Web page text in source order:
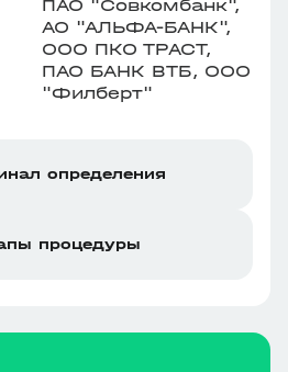
ПАО "Совкомбанк",
АО "АЛЬФА-БАНК",
ООО ПКО ТРАСТ,
ПАО БАНК ВТБ, ООО
"Филберт"
определения
процедуры